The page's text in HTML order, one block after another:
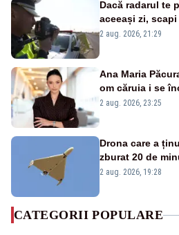
Dacă radarul te
aceeași zi,
Ce spune legea
2 aug. 2026, 21:29
Ana Maria
om căruia i se
portiță?”
2 aug. 2026, 23:25
Drona care a
zburat 20 de
României. Au
2 aug. 2026, 19:28
CATEGORII POPULARE